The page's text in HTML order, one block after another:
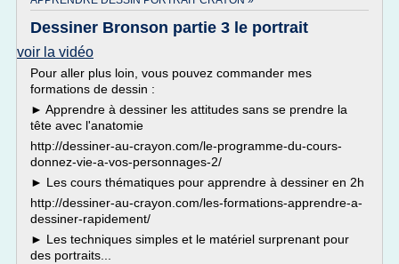
Dessiner Bronson partie 3 le portrait
voir la vidéo
Pour aller plus loin, vous pouvez commander mes
formations de dessin :
► Apprendre à dessiner les attitudes sans se prendre la
tête avec l'anatomie
http://dessiner-au-crayon.com/le-programme-du-cours-
donnez-vie-a-vos-personnages-2/
► Les cours thématiques pour apprendre à dessiner en 2h
http://dessiner-au-crayon.com/les-formations-apprendre-a-
dessiner-rapidement/
► Les techniques simples et le matériel surprenant pour
des portraits...